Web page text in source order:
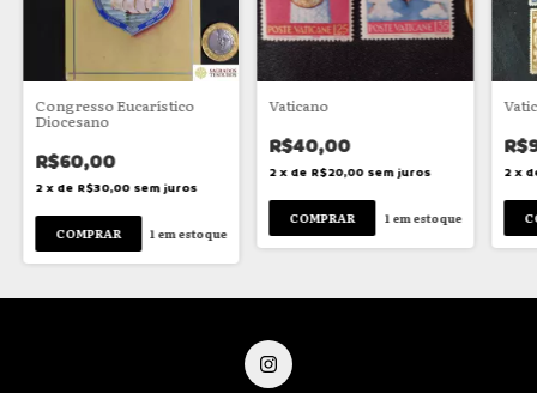
Congresso Eucarístico
Diocesano
R$60,00
2 x de R$30,00 sem juros
1 em estoque
Vaticano
R$40,00
2 x de R$20,00 sem juros
1 em estoque
2 x